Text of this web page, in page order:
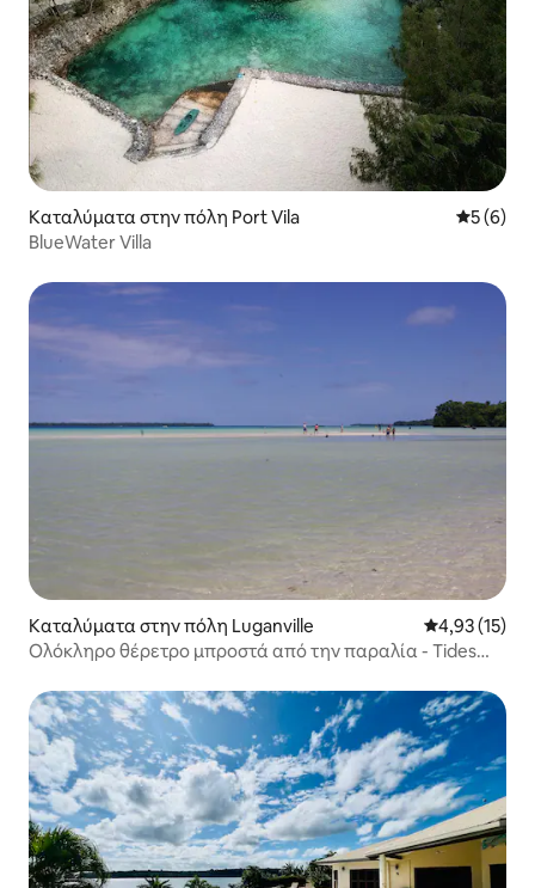
Καταλύματα στην πόλη Port Vila Μέση
5 (6)
BlueWater Villa
Καταλύματα στην πόλη Luganville Μέση
4,93 (15)
Ολόκληρο θέρετρο μπροστά από την παραλία - Tides